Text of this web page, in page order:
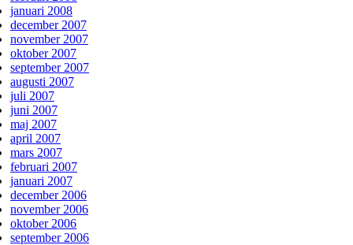
januari 2008
december 2007
november 2007
oktober 2007
september 2007
augusti 2007
juli 2007
juni 2007
maj 2007
april 2007
mars 2007
februari 2007
januari 2007
december 2006
november 2006
oktober 2006
september 2006